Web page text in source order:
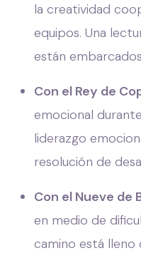
la creatividad
equipos. Una
están
Con el Rey de
emocional
liderazgo
resolución de
Con el Nueve de
en medio de
camino está